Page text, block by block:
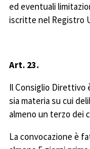
ed eventuali
iscritte nel Registro
Art. 23.
Il Consiglio Direttivo
sia materia su cui
almeno un terzo dei
La convocazione è